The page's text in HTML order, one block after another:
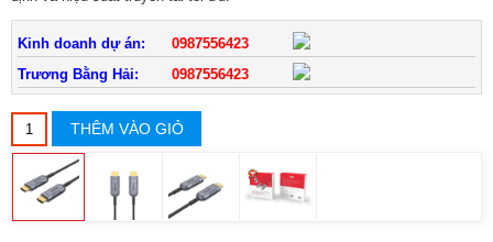
Kinh doanh dự án:
0987556423
Trương Bằng Hải:
0987556423
THÊM VÀO GIỎ